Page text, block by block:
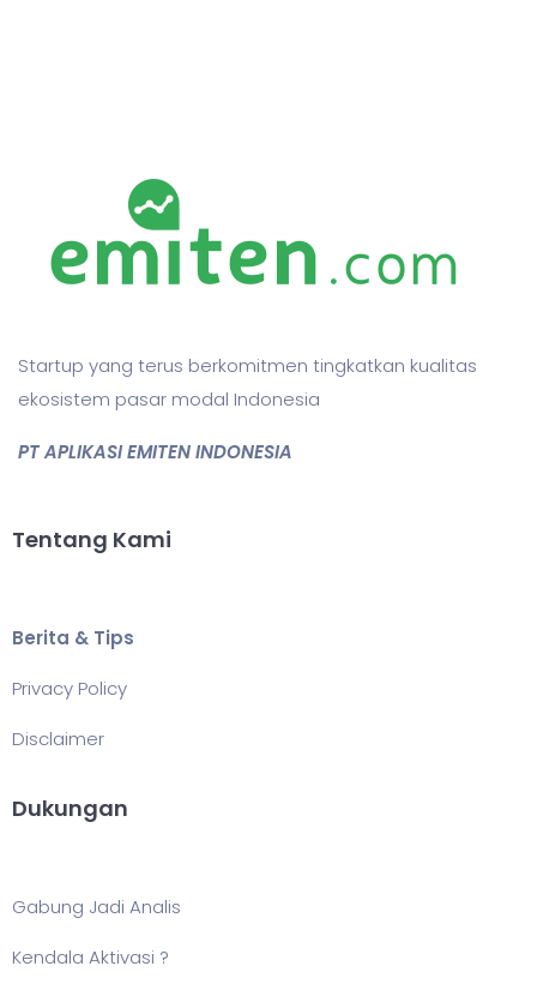
Startup yang terus berkomitmen tingkatkan kualitas
ekosistem pasar modal Indonesia
PT APLIKASI EMITEN INDONESIA
Tentang Kami
Berita & Tips
Privacy Policy
Disclaimer
Dukungan
Gabung Jadi Analis
Kendala Aktivasi ?